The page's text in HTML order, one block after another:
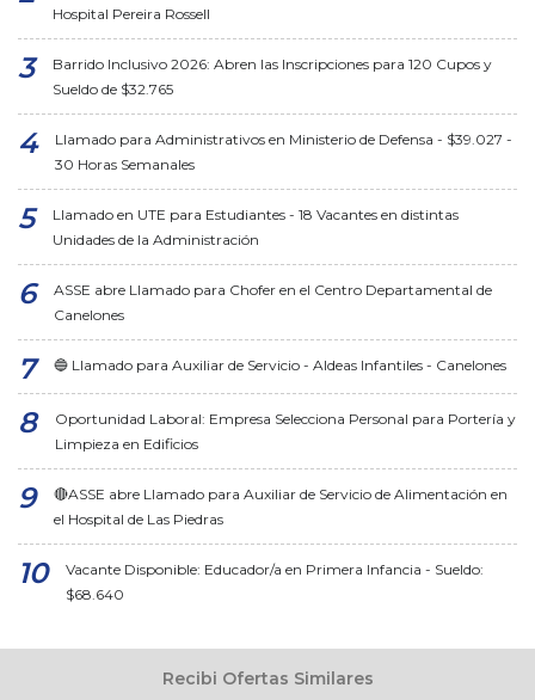
Hospital Pereira Rossell
Barrido Inclusivo 2026: Abren las Inscripciones para 120 Cupos y
Sueldo de $32.765
Llamado para Administrativos en Ministerio de Defensa - $39.027 -
30 Horas Semanales
Llamado en UTE para Estudiantes - 18 Vacantes en distintas
Unidades de la Administración
ASSE abre Llamado para Chofer en el Centro Departamental de
Canelones
🔵 Llamado para Auxiliar de Servicio - Aldeas Infantiles - Canelones
Oportunidad Laboral: Empresa Selecciona Personal para Portería y
Limpieza en Edificios
🔴ASSE abre Llamado para Auxiliar de Servicio de Alimentación en
el Hospital de Las Piedras
Vacante Disponible: Educador/a en Primera Infancia - Sueldo:
$68.640
Recibi Ofertas Similares